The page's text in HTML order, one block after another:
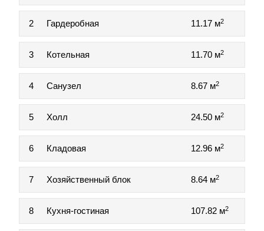
2 Гардеробная 11.17 м2
3 Котельная 11.70 м2
4 Санузел 8.67 м2
5 Холл 24.50 м2
6 Кладовая 12.96 м2
7 Хозяйственный блок 8.64 м2
8 Кухня-гостиная 107.82 м2